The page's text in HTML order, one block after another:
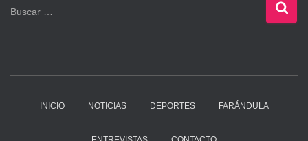
B
u
Buscar …
INICIO NOTICIAS DEPORTES FARÁNDULA